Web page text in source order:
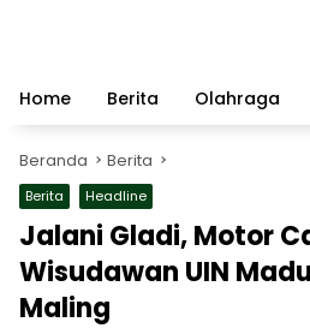
Home
Berita Olahraga
Beranda Berita
Berita Headline
Jalani Gladi, Motor
Wisudawan UIN
Maling